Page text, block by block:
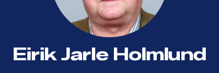
Eirik Jarle Holmlund